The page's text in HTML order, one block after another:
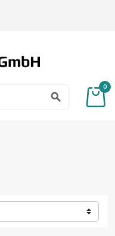
search
0